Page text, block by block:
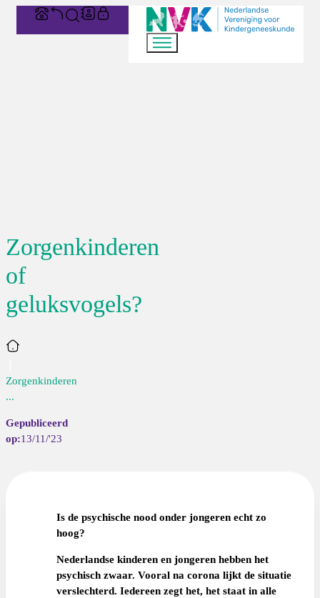
Zorgenkinderen
of
geluksvogels?
Home
Zorgenkinderen
...
13/11/'23
Is de psychische nood onder jongeren echt zo
hoog?
Nederlandse kinderen en jongeren hebben het
psychisch zwaar. Vooral na corona lijkt de situatie
verslechterd. Iedereen zegt het, het staat in alle